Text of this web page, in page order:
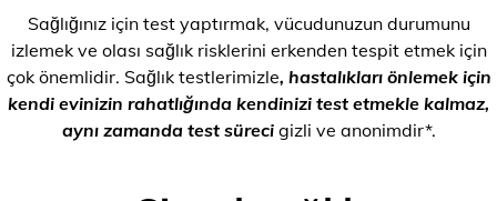
Sağlığınız için test yaptırmak, vücudunuzun durumunu
izlemek ve olası sağlık risklerini erkenden tespit etmek için
çok önemlidir. Sağlık testlerimizle, hastalıkları önlemek için
kendi evinizin rahatlığında kendinizi test etmekle kalmaz,
aynı zamanda test süreci gizli ve anonimdir*.